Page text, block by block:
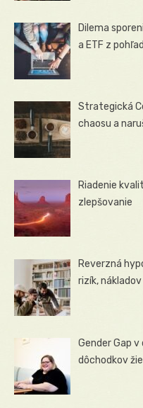
Dilema
a ETF z
Strategická
chaosu a
Riadenie
zlepšovanie
Reverzná
rizík,
Gender Gap
dôchodkov